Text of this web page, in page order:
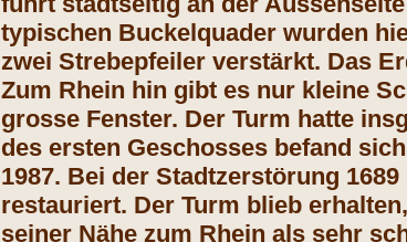
typischen Buckelquader wurden
zwei Strebepfeiler verstärkt. Das
Zum Rhein hin gibt es nur kleine
grosse Fenster. Der Turm hatte
des ersten Geschosses befand
1987. Bei der Stadtzerstörung
restauriert. Der Turm blieb
seiner Nähe zum Rhein als sehr